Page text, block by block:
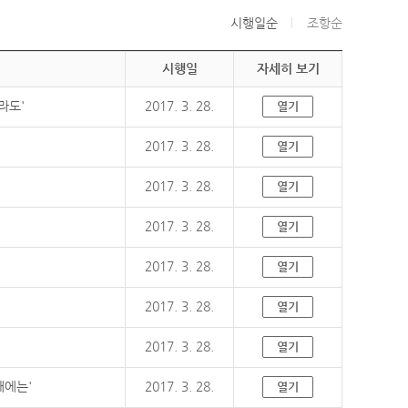
시행일순 조항순
시행일 자세히 보기
도' 2017. 3. 28. 열기
2017. 3. 28. 열기
2017. 3. 28. 열기
2017. 3. 28. 열기
2017. 3. 28. 열기
2017. 3. 28. 열기
2017. 3. 28. 열기
에는' 2017. 3. 28. 열기